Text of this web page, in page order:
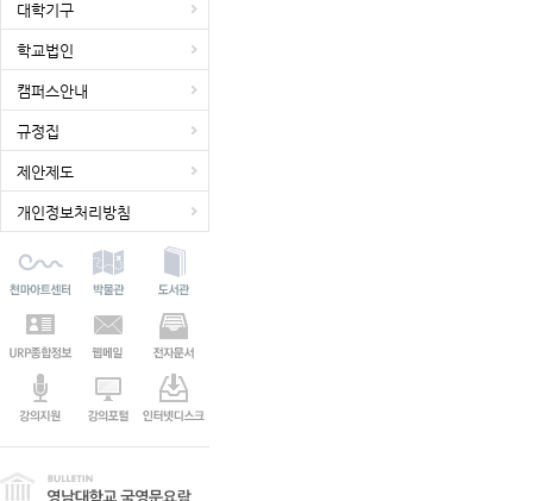
대학기구
학교법인
캠퍼스안내
규정집
제안제도
개인정보처리방침